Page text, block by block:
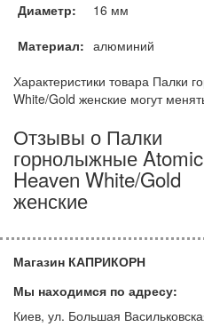
Диаметр:
16 мм
Материал: алюминий
Характеристики товара Палки
White/Gold женские могут
Отзывы о Палки
горнолыжные Atomic
Heaven White/Gold
женские
Магазин КАПРИКОРН
Мы находимся по адресу:
Киев, ул. Большая